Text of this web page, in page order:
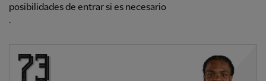
posibilidades de entrar si es necesario
.